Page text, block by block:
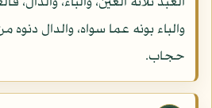
والباء بونه عما سواه، والدال دنوه
حجاب.